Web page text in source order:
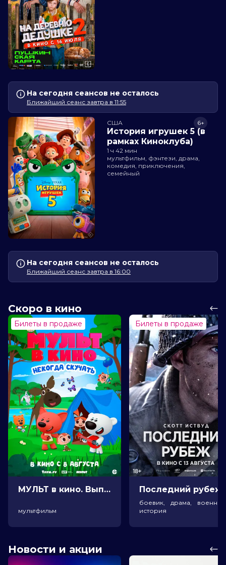
На сегодня сеансов не осталось
Ближайший сеанс завтра в 11:55
США
История игрушек 5 (в
рамках Киноклуба)
6+
1 ч 42 мин
мультфильм, фэнтези, драма,
комедия, приключения,
семейный
На сегодня сеансов не осталось
Ближайший сеанс завтра в 16:00
Скоро в кино
Билеты в продаже
МУЛЬТ в кино. Выпуск №198. Некогда скучать (0+)
мультфильм
Билеты в продаже
боевик, драма,
история
Новости и акции